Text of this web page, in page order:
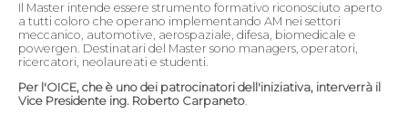
Il Master intende essere strumento formativo riconosciuto aperto
a tutti coloro che operano implementando AM nei settori
meccanico, automotive, aerospaziale, difesa, biomedicale e
powergen. Destinatari del Master sono managers, operatori,
ricercatori, neolaureati e studenti.
Per l'OICE, che è uno dei patrocinatori dell'iniziativa, interverrà il
Vice Presidente ing. Roberto Carpaneto.